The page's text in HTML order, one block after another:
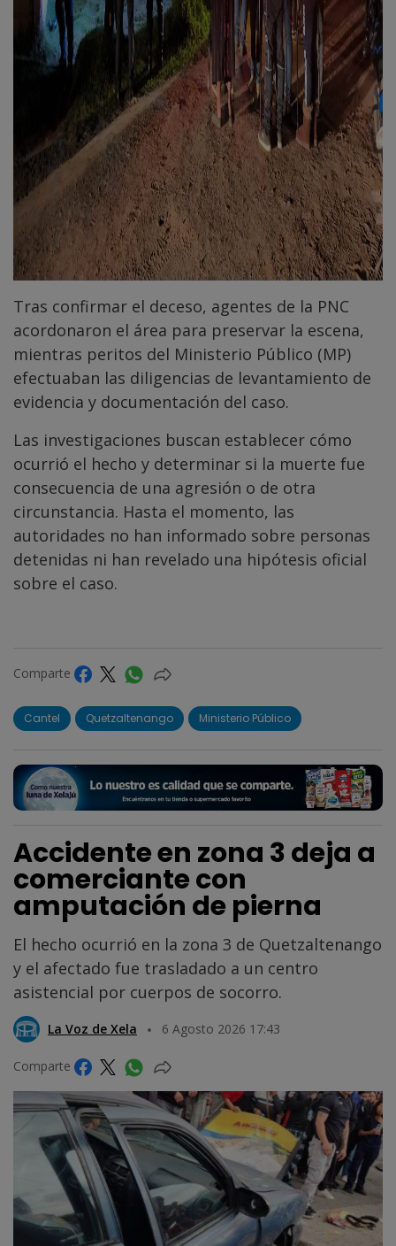
Tras confirmar el deceso, agentes de la PNC
acordonaron el área para preservar la escena,
mientras peritos del Ministerio Público (MP)
efectuaban las diligencias de levantamiento de
evidencia y documentación del caso.
Las investigaciones buscan establecer cómo
ocurrió el hecho y determinar si la muerte fue
consecuencia de una agresión o de otra
circunstancia. Hasta el momento, las
autoridades no han informado sobre personas
detenidas ni han revelado una hipótesis oficial
sobre el caso.
Comparte
Cantel Quetzaltenango Ministerio Público
Accidente en zona 3 deja a
comerciante con
amputación de pierna
El hecho ocurrió en la zona 3 de Quetzaltenango
y el afectado fue trasladado a un centro
asistencial por cuerpos de socorro.
La Voz de Xela 6 Agosto 2026 17:43
Comparte